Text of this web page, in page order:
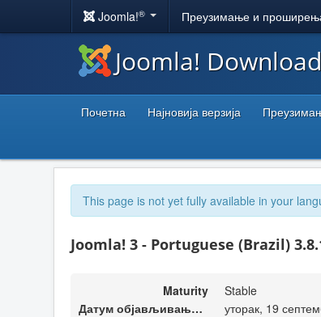
Joomla!® Преузимање и
Joomla!
Почетна Најновија верзија
This page is not yet fully available in your
Joomla! 3 - Portuguese (Brazil)
Maturity
Stable
Датум објављивања верзије
уторак, 19